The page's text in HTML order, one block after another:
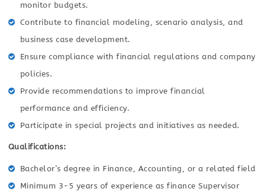
monitor budgets.
Contribute to financial modeling, scenario analysis, and
business case development.
Ensure compliance with financial regulations and company
policies.
Provide recommendations to improve financial
performance and efficiency.
Participate in special projects and initiatives as needed.
Qualifications:
Bachelor’s degree in Finance, Accounting, or a related field
Minimum 3-5 years of experience as finance Supervisor